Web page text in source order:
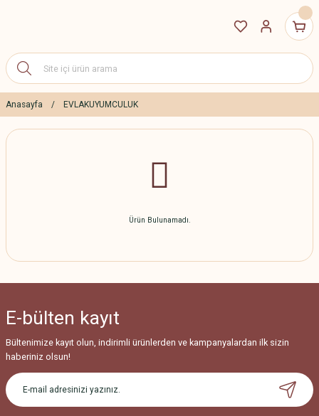
Anasayfa EVLAKUYUMCULUK
Ürün Bulunamadı.
E-bülten kayıt
Bültenimize kayıt olun, indirimli ürünlerden ve kampanyalardan ilk sizin
haberiniz olsun!